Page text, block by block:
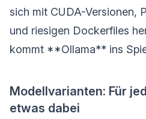
sich mit CUDA-Versionen,
und riesigen Dockerfiles
kommt **Ollama** ins
Modellvarianten: Für
etwas dabei